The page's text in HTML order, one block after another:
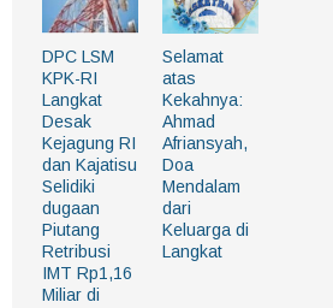
DPC LSM
KPK-RI
Langkat
Desak
Kejagung RI
dan Kajatisu
Selidiki
dugaan
Piutang
Retribusi
IMT Rp1,16
Miliar di
Selamat
atas
Kekahnya:
Ahmad
Afriansyah,
Doa
Mendalam
dari
Keluarga di
Langkat